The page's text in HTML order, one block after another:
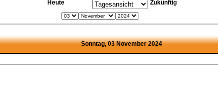
Heute Zukünftig
Sonntag, 03 November 2024